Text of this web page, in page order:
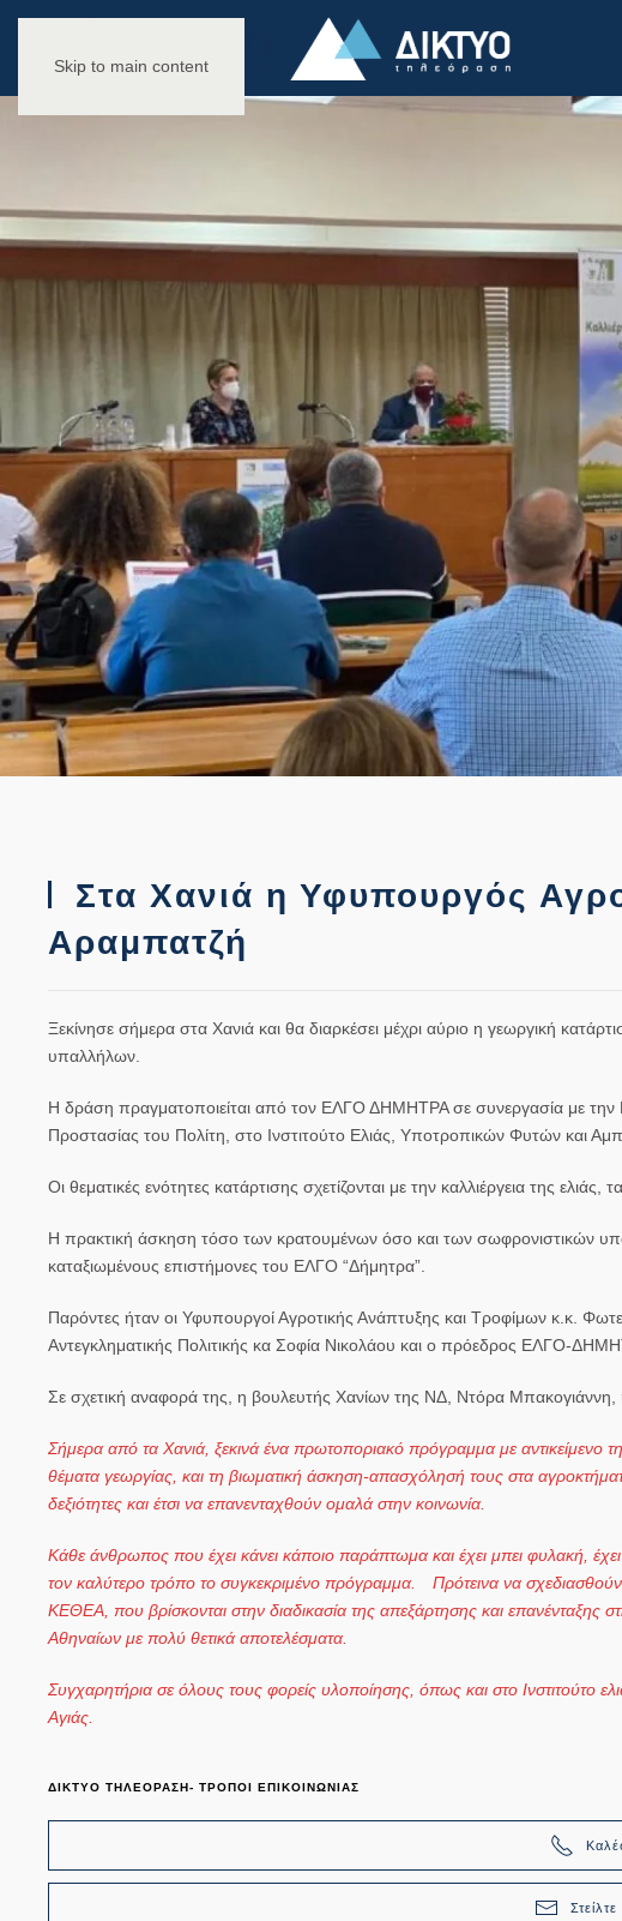
Skip to main content
Στα Χανιά η Υφυπουργός
Αραμπατζή
Ξεκίνησε σήμερα στα Χανιά και θα διαρκέσει μέχρι αύριο η γεωργική
υπαλλήλων.
Η δράση πραγματοποιείται από τον ΕΛΓΟ ΔΗΜΗΤΡΑ σε συνεργασία με την
Προστασίας του Πολίτη, στο Ινστιτούτο Ελιάς, Υποτροπικών Φυτών και
Οι θεματικές ενότητες κατάρτισης σχετίζονται με την καλλιέργεια της
Η πρακτική άσκηση τόσο των κρατουμένων όσο και των σωφρονιστικών
καταξιωμένους επιστήμονες του ΕΛΓΟ “Δήμητρα”.
Παρόντες ήταν οι Υφυπουργοί Αγροτικής Ανάπτυξης και Τροφίμων κ.κ.
Αντεγκληματικής Πολιτικής κα Σοφία Νικολάου και ο πρόεδρος ΕΛΓΟ-
Σε σχετική αναφορά της, η βουλευτής Χανίων της ΝΔ, Ντόρα Μπακογιάννη,
Σήμερα από τα Χανιά, ξεκινά ένα πρωτοποριακό πρόγραμμα με αντικείμενο
θέματα γεωργίας, και τη βιωματική άσκηση-απασχόλησή τους στα
δεξιότητες και έτσι να επανενταχθούν ομαλά στην κοινωνία.⠀
Κάθε άνθρωπος που έχει κάνει κάποιο παράπτωμα και έχει μπει φυλακή,
τον καλύτερο τρόπο το συγκεκριμένο πρόγραμμα. ⠀Πρότεινα να
ΚΕΘΕΑ, που βρίσκονται στην διαδικασία της απεξάρτησης και επανένταξης
Αθηναίων με πολύ θετικά αποτελέσματα.⠀
Συγχαρητήρια σε όλους τους φορείς υλοποίησης, όπως και στο Ινστιτούτο
Αγιάς. ⠀
ΔΙΚΤΥΟ ΤΗΛΕΟΡΑΣΗ- ΤΡΟΠΟΙ ΕΠΙΚΟΙΝΩΝΙΑΣ